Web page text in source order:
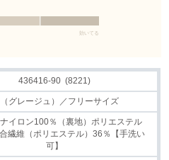
効いてる
436416-90 (8221)
グレージュ）／フリーサイズ
ナイロン100％（裏地）ポリエステル
繊維（ポリエステル）36％【手洗い
可】